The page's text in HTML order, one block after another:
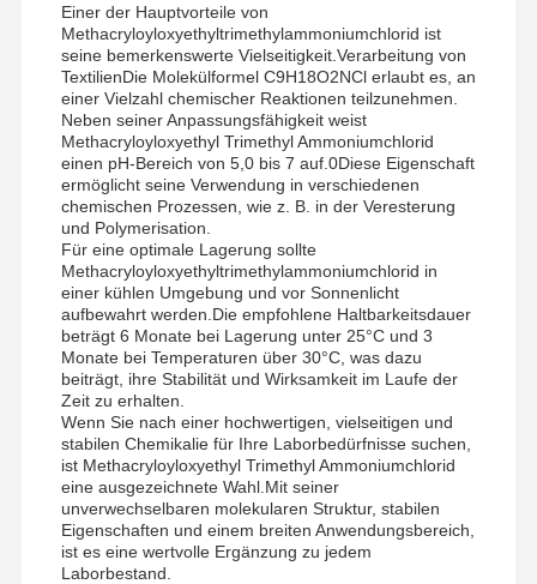
Methacryloyloxyethyltrimethylammoniumchlorid
Acryloyloxyethyltrimethylammoniumchlorid
Anionisches Polyacrylamid
nichtionogenes Polyacrylamid
Kationisches Polyacrylamid
Gellmittel zur Frakturierung der Säurebildung
Hochtemperatur-Sedimentationsmittel
Verbrennungsmittel
Einer der Hauptvorteile von
Methacryloyloxyethyltrimethylammoniumchlorid ist
seine bemerkenswerte Vielseitigkeit.Verarbeitung von
TextilienDie Molekülformel C9H18O2NCl erlaubt es, an
einer Vielzahl chemischer Reaktionen teilzunehmen.
Neben seiner Anpassungsfähigkeit weist
Methacryloyloxyethyl Trimethyl Ammoniumchlorid
einen pH-Bereich von 5,0 bis 7 auf.0Diese Eigenschaft
ermöglicht seine Verwendung in verschiedenen
chemischen Prozessen, wie z. B. in der Veresterung
und Polymerisation.
Für eine optimale Lagerung sollte
Methacryloyloxyethyltrimethylammoniumchlorid in
einer kühlen Umgebung und vor Sonnenlicht
aufbewahrt werden.Die empfohlene Haltbarkeitsdauer
beträgt 6 Monate bei Lagerung unter 25°C und 3
Monate bei Temperaturen über 30°C, was dazu
beiträgt, ihre Stabilität und Wirksamkeit im Laufe der
Zeit zu erhalten.
Wenn Sie nach einer hochwertigen, vielseitigen und
stabilen Chemikalie für Ihre Laborbedürfnisse suchen,
ist Methacryloyloxyethyl Trimethyl Ammoniumchlorid
eine ausgezeichnete Wahl.Mit seiner
unverwechselbaren molekularen Struktur, stabilen
Eigenschaften und einem breiten Anwendungsbereich,
ist es eine wertvolle Ergänzung zu jedem
Laborbestand.